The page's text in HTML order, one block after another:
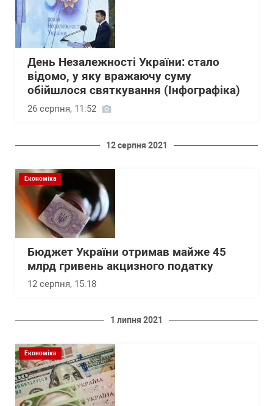
День Незалежності України: стало
відомо, у яку вражаючу суму
обійшлося святкування (Інфографіка)
26 серпня, 11:52
12 серпня 2021
Економіка
Бюджет України отримав майже 45
млрд гривень акцизного податку
12 серпня, 15:18
1 липня 2021
Економіка